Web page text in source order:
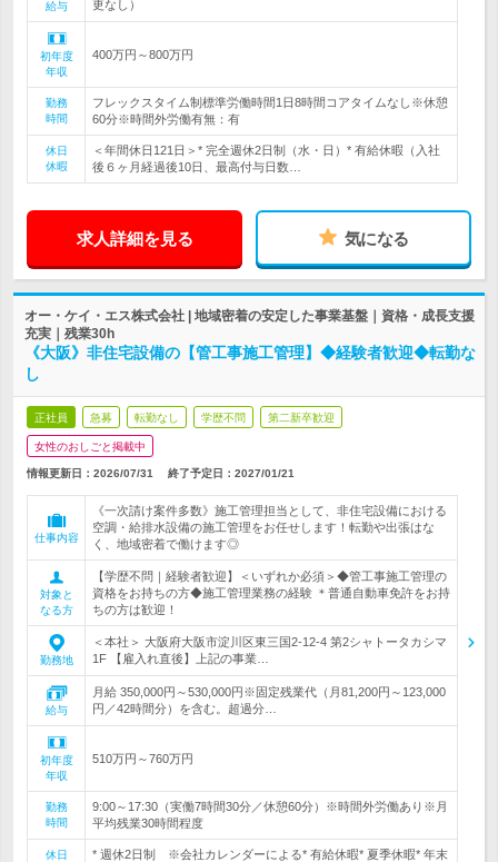
給与 更なし）
初年度
年収
400万円～800万円
勤務
時間
フレックスタイム制標準労働時間1日8時間コアタイムなし※休憩
60分※時間外労働有無：有
休日
休暇
＜年間休日121日＞* 完全週休2日制（水・日）* 有給休暇（入社
後６ヶ月経過後10日、最高付与日数…
求人詳細を見る 気になる
オー・ケイ・エス株式会社 | 地域密着の安定した事業基盤｜資格・成長支援
充実｜残業30h
《大阪》非住宅設備の【管工事施工管理】◆経験者歓迎◆転勤な
し
正社員 急募 転勤なし 学歴不問 第二新卒歓迎
女性のおしごと掲載中
情報更新日：2026/07/31 終了予定日： 2027/01/21
仕事内容
《一次請け案件多数》施工管理担当として、非住宅設備における
空調・給排水設備の施工管理をお任せします！転勤や出張はな
く、地域密着で働けます◎
対象と
なる方
【学歴不問｜経験者歓迎】＜いずれか必須＞◆管工事施工管理の
資格をお持ちの方◆施工管理業務の経験 ＊普通自動車免許をお持
ちの方は歓迎！
勤務地
＜本社＞ 大阪府大阪市淀川区東三国2-12-4 第2シャトータカシマ
1F 【雇入れ直後】上記の事業…
給与
月給 350,000円～530,000円※固定残業代（月81,200円～123,000
円／42時間分）を含む。超過分…
初年度
年収
510万円～760万円
勤務
時間
9:00～17:30（実働7時間30分／休憩60分）※時間外労働あり※月
平均残業30時間程度
休日
* 週休2日制 ※会社カレンダーによる* 有給休暇* 夏季休暇* 年末